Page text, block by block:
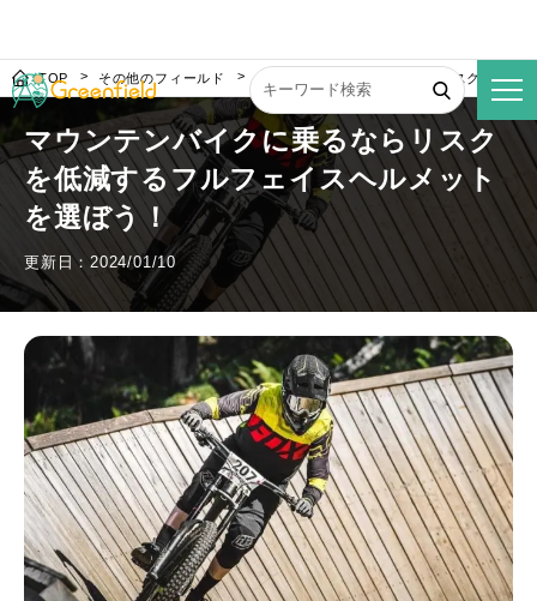
TOP その他のフィールド マウンテンバイクに乗るならリスクを低減
マウンテンバイクに乗るならリスク
を低減するフルフェイスヘルメット
を選ぼう！
更新日：2024/01/10